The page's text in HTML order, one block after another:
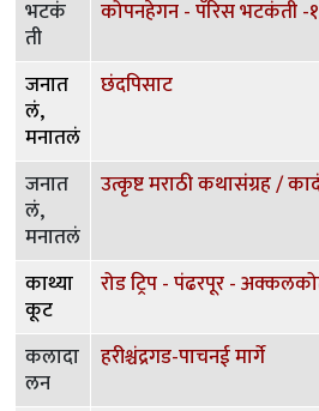
भटकं
ती
कोपनहेगन - पॅरिस भटकंती -१
जनात
लं,
मनातलं
छंदपिसाट
जनात
लं,
मनातलं
काथ्या
कूट
कलादा
लन
हरीश्चंद्रगड-पाचनई मार्गे